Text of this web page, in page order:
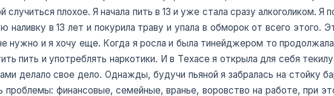
плохое. Я начала пить в 13 и уже стала сразу алкоголиком.
наливку в 13 лет и покурила траву и упала в обморок от всего
нужно и я хочу еще. Когда я росла и была тинейджером то
пить и употреблять наркотики. И в Техасе я открыла для себя
делало свое дело. Однажды, будучи пьяной я забралась на стойку
финансовые, семейные, вранье, воровство на работе, при